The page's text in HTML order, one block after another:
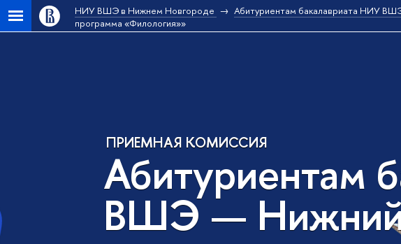
НИУ ВШЭ в Нижнем Новгороде Абитуриентам бакалавриата НИУ
программа «Филология»»
ПРИЕМНАЯ КОМИССИЯ
Абитуриентам
ВШЭ — Нижний